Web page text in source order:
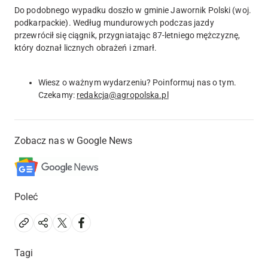
Do podobnego wypadku doszło w gminie Jawornik Polski (woj.
podkarpackie). Według mundurowych podczas jazdy
przewrócił się ciągnik, przygniatając 87-letniego mężczyznę,
który doznał licznych obrażeń i zmarł.
Wiesz o ważnym wydarzeniu? Poinformuj nas o tym.
Czekamy: redakcja@agropolska.pl
Zobacz nas w Google News
Poleć
Tagi